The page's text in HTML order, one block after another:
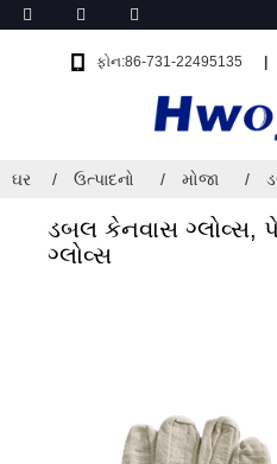
ફોન:86-731-22495135
ઘર ઉત્પાદનો મોજા
ડબલ કેનવાસ ગ્લોવ્સ,
ગ્લોવ્સ